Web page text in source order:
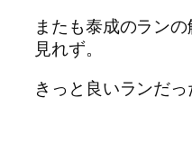
またも泰成のラン
見れず。
きっと良いランだっ